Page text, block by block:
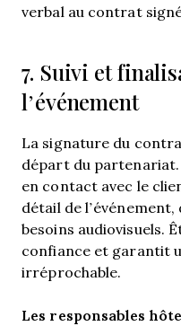
verbal au contrat
7. Suivi et
l’événement
La signature du
départ du
en contact avec le
détail de
besoins audiovisuels.
confiance et garantit
irréprochable.
Les responsables